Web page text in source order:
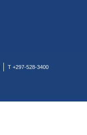
T +297-528-3400